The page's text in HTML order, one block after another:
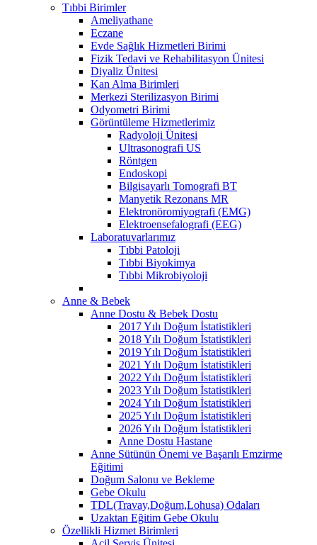
Tıbbi Birimler
Ameliyathane
Eczane
Evde Sağlık Hizmetleri Birimi
Fizik Tedavi ve Rehabilitasyon Ünitesi
Diyaliz Ünitesi
Kan Alma Birimleri
Merkezi Sterilizasyon Birimi
Odyometri Birimi
Görüntüleme Hizmetlerimiz
Radyoloji Ünitesi
Ultrasonografi US
Röntgen
Endoskopi
Bilgisayarlı Tomografi BT
Manyetik Rezonans MR
Elektronöromiyografi (EMG)
Elektroensefalografi (EEG)
Laboratuvarlarımız
Tıbbi Patoloji
Tıbbi Biyokimya
Tıbbi Mikrobiyoloji
Anne & Bebek
Anne Dostu & Bebek Dostu
2017 Yılı Doğum İstatistikleri
2018 Yılı Doğum İstatistikleri
2019 Yılı Doğum İstatistikleri
2021 Yılı Doğum İstatistikleri
2022 Yılı Doğum İstatistikleri
2023 Yılı Doğum İstatistikleri
2024 Yılı Doğum İstatistikleri
2025 Yılı Doğum İstatistikleri
2026 Yılı Doğum İstatistikleri
Anne Dostu Hastane
Anne Sütünün Önemi ve Başarılı Emzirme
Eğitimi
Doğum Salonu ve Bekleme
Gebe Okulu
TDL(Travay,Doğum,Lohusa) Odaları
Uzaktan Eğitim Gebe Okulu
Özellikli Hizmet Birimleri